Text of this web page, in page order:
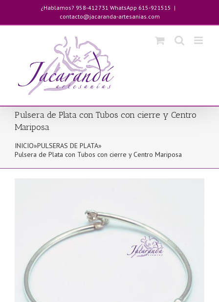
contenido
¿Hablamos? 958-412731 WhatsApp 615-921515 |
contacto@jacaranda-artesanias.com
Pulsera de Plata con Tubos con cierre y Centro
Mariposa
INICIO»PULSERAS DE PLATA»
Pulsera de Plata con Tubos con cierre y Centro Mariposa